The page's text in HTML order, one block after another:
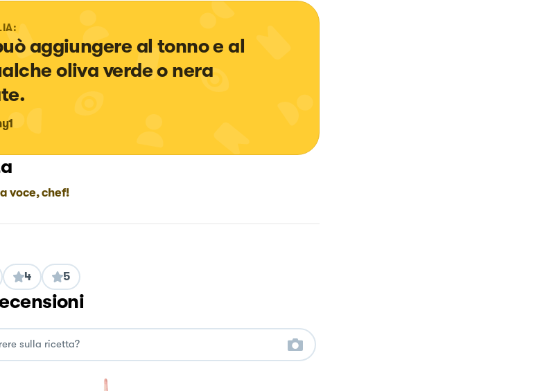
aggiungere al tonno e al
oliva verde o nera
voce, chef!
4 5